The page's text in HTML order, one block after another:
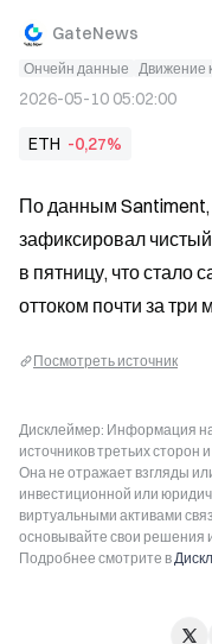
GateNews
Ончейн данные Движение
2026-05-10 05:02:00
ETH -0,27%
По данным
зафиксировал
в пятницу, что
оттоком почти за три
Посмотреть источник
Дисклеймер: Информация
источников третьих сторон
Она не отражает взгляды
инвестиционной или
виртуальными активами
основывайте свои решения
Подробнее смотрите в